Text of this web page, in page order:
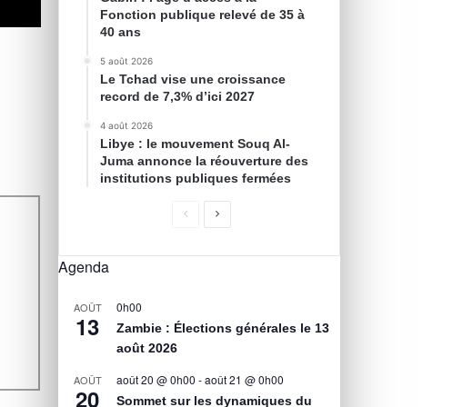
Fonction publique relevé de 35 à
40 ans
5 août 2026
Le Tchad vise une croissance
record de 7,3% d’ici 2027
4 août 2026
Libye : le mouvement Souq Al-
Juma annonce la réouverture des
institutions publiques fermées
Agenda
AOÛT
13
0h00
Zambie : Élections générales le 13
août 2026
AOÛT
20
août 20 @ 0h00 -août 21 @ 0h00
Sommet sur les dynamiques du